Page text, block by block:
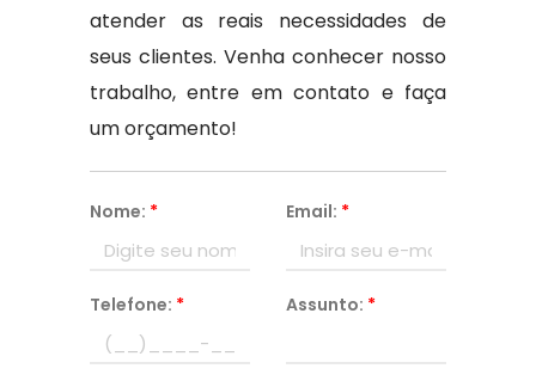
atender as reais necessidades de
seus clientes. Venha conhecer nosso
trabalho, entre em contato e faça
um orçamento!
Nome: * Email: *
Telefone: * Assunto: *